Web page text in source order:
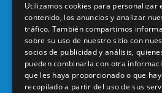
Utilizamos cookies para personalizar
contenido, los anuncios y analizar
tráfico. También compartimos
sobre su uso de nuestro sitio con
socios de publicidad y análisis,
pueden combinarla con otra
que les haya proporcionado o que
recopilado a partir del uso de sus